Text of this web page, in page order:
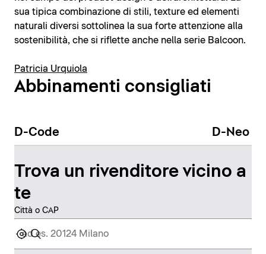
sua tipica combinazione di stili, texture ed elementi
naturali diversi sottolinea la sua forte attenzione alla
sostenibilità, che si riflette anche nella serie Balcoon.
Patricia Urquiola
Abbinamenti consigliati
D-Code D-Neo
Trova un rivenditore vicino a
te
Città o CAP